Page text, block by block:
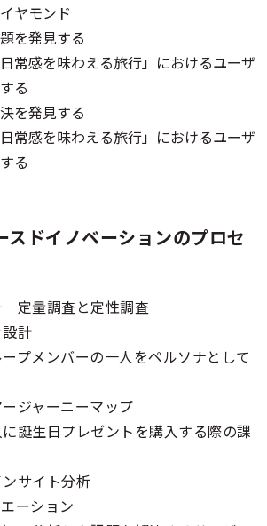
ヤモンド
を発見する
日常感を味わえる旅行」におけるユーザ
る
を発見する
日常感を味わえる旅行」におけるユーザ
る
スドイノベーションのプロセ
定量調査と定性調査
設計
ープメンバーの一人をペルソナとして
ージャーニーマップ
に誕生日プレゼントを購入する際の課
ンサイト分析
エーション